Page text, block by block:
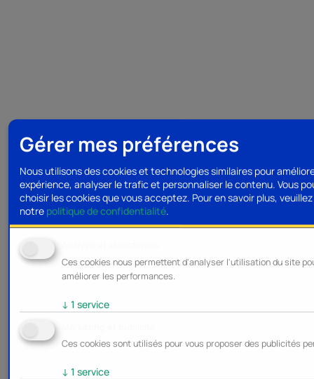
Gérer mes préférences
Nous utilisons des cookies et technologies similaires pour
expérience, analyser le trafic et personnaliser le contenu. Vous
choisir les cookies que vous acceptez. Pour en savoir plus,
notre politique de confidentialité.
Ces cookies nous permettent d'analyser l'utilisation du site
améliorer les performances.
↓ 1 service
Ces cookies sont utilisés pour vous proposer des publicités
↓ 1 service